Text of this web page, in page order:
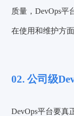
质量，DevOps平
在使用和维护方
02. 公司级
DevOps平台要真